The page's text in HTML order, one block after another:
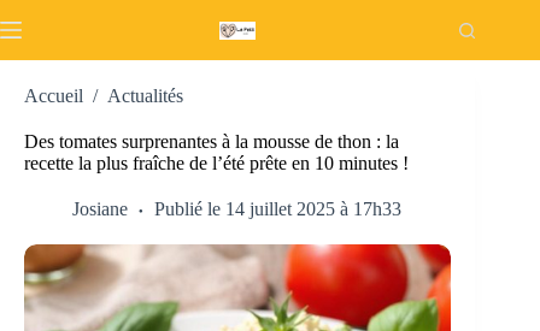
au
Accueil / Actualités
Des tomates surprenantes à la mousse de thon : la
recette la plus fraîche de l’été prête en 10 minutes !
Josiane Publié le 14 juillet 2025 à 17h33